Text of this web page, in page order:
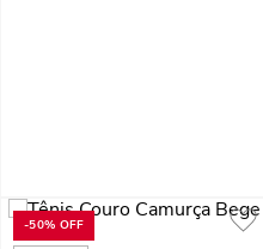
-50% OFF